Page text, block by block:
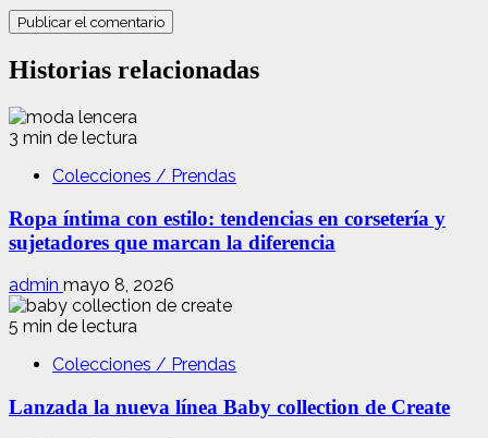
Historias relacionadas
3 min de lectura
Colecciones / Prendas
Ropa íntima con estilo: tendencias en corsetería y
sujetadores que marcan la diferencia
admin mayo 8, 2026
5 min de lectura
Colecciones / Prendas
Lanzada la nueva línea Baby collection de Create